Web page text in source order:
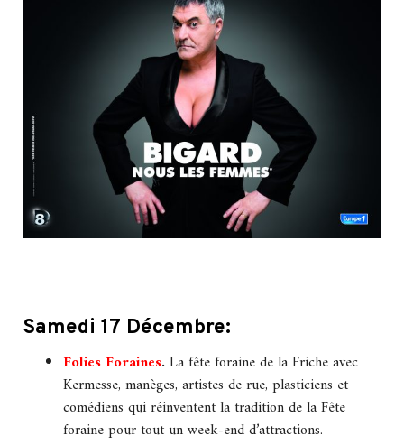
Samedi 17 Décembre:
Folies Foraines. La fête foraine de la Friche avec
Kermesse, manèges, artistes de rue, plasticiens et
comédiens qui réinventent la tradition de la Fête
foraine pour tout un week-end d’attractions.